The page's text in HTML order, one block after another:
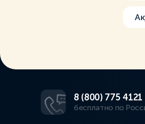
8 (800) 775 4121
бесплатно по